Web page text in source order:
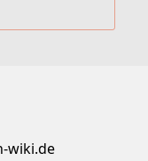
wiki.de